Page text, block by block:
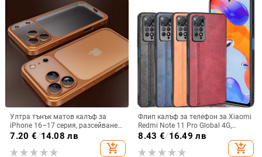
Ултра тънък матов калъф за
iPhone 16–17 серия, разсейване
на топлината, пълно покритие,
удароустойчив и устойчив на
отпечатъци
7.20 €/14.08 лв
add_shopping_cart
Флип калъф за телефон за Xiaomi
Redmi Note 11 Pro Global 4G,
имитационна кожа, бизнес стил
8.43 €/16.49 лв
add_shopping_cart